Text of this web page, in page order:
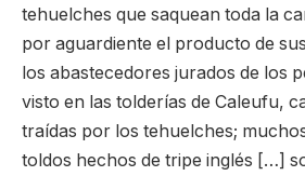
tehuelches que saquean toda la
por aguardiente el producto de
los abastecedores jurados de los
visto en las tolderías de Caleufu,
traídas por los tehuelches;
toldos hechos de tripe inglés […]